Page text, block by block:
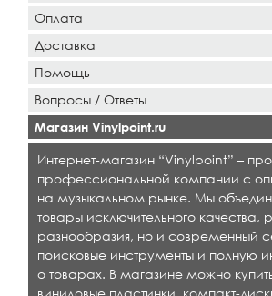
Оплата
Доставка
Помощь
Вопросы / Ответы
Магазин Vinylpoint.ru
Интернет-магазин “Vinylpoint” –
профессиональной компании с
на музыкальном рынке. Мы
товары исключительного качества,
разнообразия, но и современный
поисковые инструменты и
о товарах. В магазине можно
виниловые пластинки, компакт-